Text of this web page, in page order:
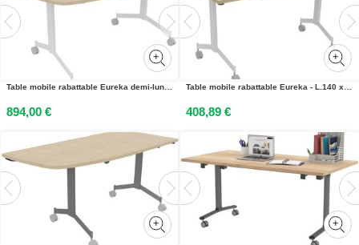
Table mobile rabattable Eureka demi-lune - L.160 x P.80 cm - Plateau Chêne - Pieds Blanc
894,00 €
Table mobile rabattable Eureka - L.140 x P.70 cm - Plateau Chêne - Pieds Blanc
408,89 €